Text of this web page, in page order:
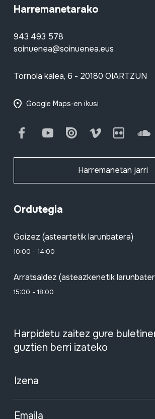
Harremanetarako
943 493 578
soinuenea@soinuenea.eus
Tornola kalea, 6 - 20180 OIARTZUN
Google Maps-en ikusi
FacebookYoutube Issuu Vimeo Flickr
Harremanetan jarri
Ordutegia
Goizez (asteartetik larunbatera)
10:00 - 14:00
Arratsaldez (asteazkenetik
15:00 - 18:00
Harpidetu zaitez gure
guztien berri izateko
Izena
Emaila